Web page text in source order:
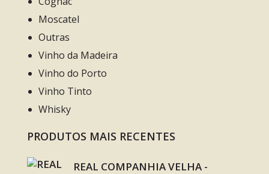
Moscatel
Outras
Vinho da Madeira
Vinho do Porto
Vinho Tinto
Whisky
PRODUTOS MAIS RECENTES
REAL COMPANHIA VELHA -